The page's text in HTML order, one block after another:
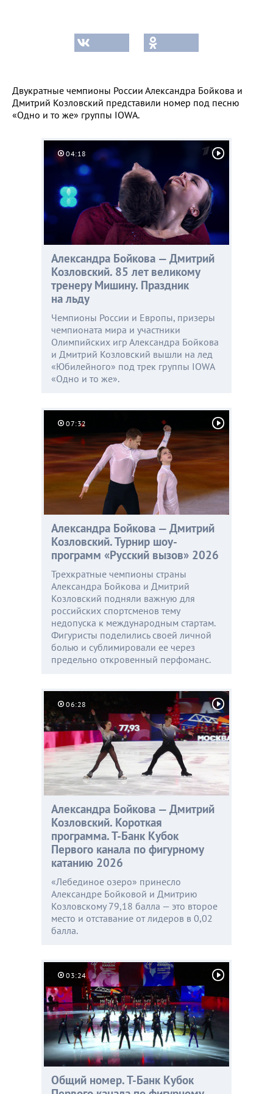
Двукратные чемпионы России Александра Бойкова и
Дмитрий Козловский представили номер под песню
«Одно и то же» группы IOWA.
04:18
Александра Бойкова — Дмитрий
Козловский. 85 лет великому
тренеру Мишину. Праздник
на льду
Чемпионы России и Европы, призеры
чемпионата мира и участники
Олимпийских игр Александра Бойкова
и Дмитрий Козловский вышли на лед
«Юбилейного» под трек группы IOWA
«Одно и то же».
07:32
Александра Бойкова — Дмитрий
Козловский. Турнир шоу-
программ «Русский вызов» 2026
Трехкратные чемпионы страны
Александра Бойкова и Дмитрий
Козловский подняли важную для
российских спортсменов тему
недопуска к международным стартам.
Фигуристы поделились своей личной
болью и сублимировали ее через
предельно откровенный перфоманс.
06:28
Александра Бойкова — Дмитрий
Козловский. Короткая
программа. Т-Банк Кубок
Первого канала по фигурному
катанию 2026
«Лебединое озеро» принесло
Александре Бойковой и Дмитрию
Козловскому 79,18 балла — это второе
место и отставание от лидеров в 0,02
балла.
03:24
Общий номер. Т-Банк Кубок